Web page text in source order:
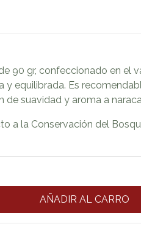
90 gr, confeccionado en el
equilibrada. Es
de suavidad y aroma a
a la Conservación del